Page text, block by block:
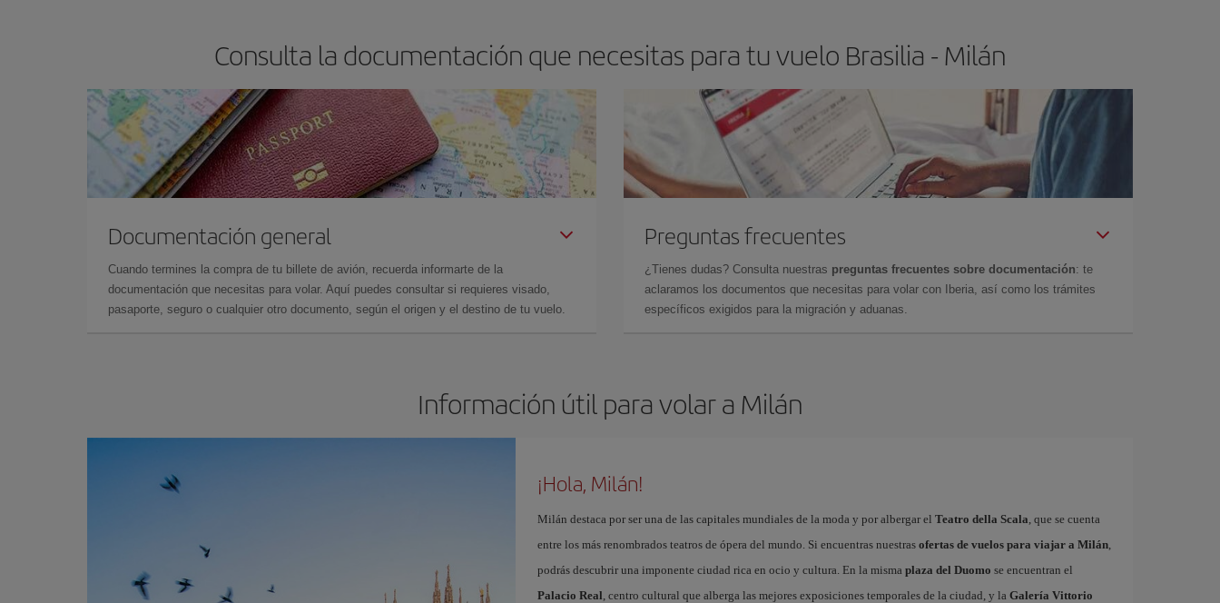
Consulta la documentación que necesitas para tu vuelo Brasilia - Milán
Documentación general
Cuando termines la compra de tu billete de avión, recuerda informarte de la
documentación que necesitas para volar. Aquí puedes consultar si requieres visado,
pasaporte, seguro o cualquier otro documento, según el origen y el destino de tu vuelo.
Preguntas frecuentes
¿Tienes dudas? Consulta nuestras preguntas frecuentes sobre documentación: te
aclaramos los documentos que necesitas para volar con Iberia, así como los trámites
específicos exigidos para la migración y aduanas.
Información útil para volar a Milán
¡Hola, Milán!
Milán destaca por ser una de las capitales mundiales de la moda y por albergar el Teatro della Scala, que se cuenta
entre los más renombrados teatros de ópera del mundo. Si encuentras nuestras ofertas de vuelos para viajar a Milán,
podrás descubrir una imponente ciudad rica en ocio y cultura. En la misma plaza del Duomo se encuentran el
Palacio Real, centro cultural que alberga las mejores exposiciones temporales de la ciudad, y la Galería Vittorio